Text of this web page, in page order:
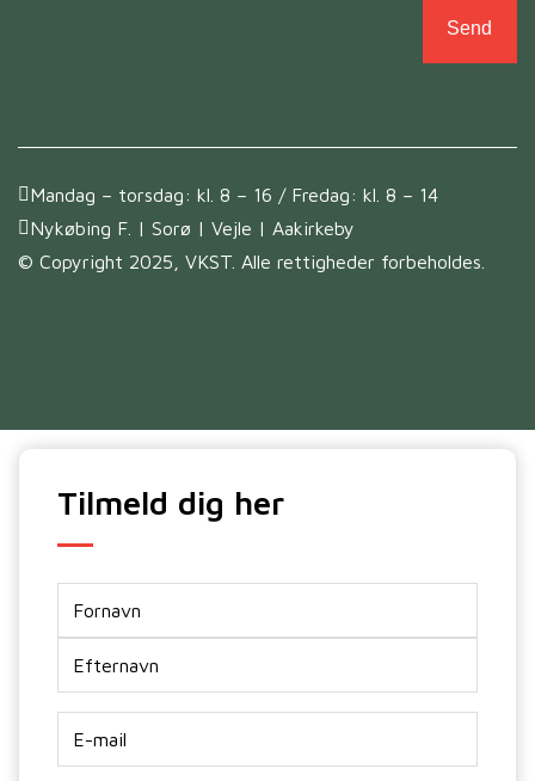
Mandag – torsdag: kl. 8 – 16 / Fredag: kl. 8 – 14
Nykøbing F. | Sorø | Vejle | Aakirkeby
© Copyright 2025, VKST. Alle rettigheder forbeholdes.
Tilmeld dig her
Navn
E-
mail*